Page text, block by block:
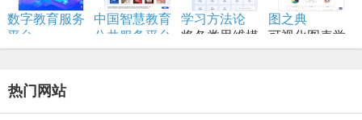
台
品牌,从事初级
会计职称考试
直播网校
数字教育服务
平台
展为核心，服
中国智慧教育
公共服务平台
学习方法论
将各类思维模
图之典
可视化图表学
热门网站